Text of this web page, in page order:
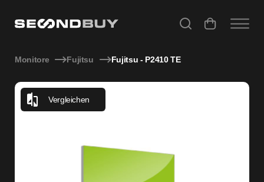
Monitore Fujitsu Fujitsu - P2410 TE
Vergleichen